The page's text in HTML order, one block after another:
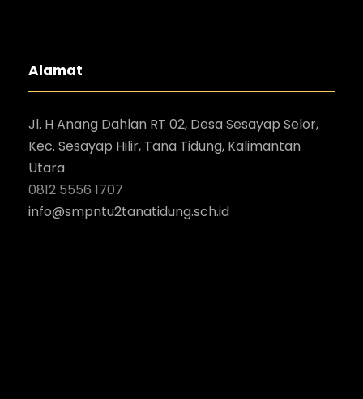
Alamat
Jl. H Anang Dahlan RT 02, Desa Sesayap Selor,
Kec. Sesayap Hilir, Tana Tidung, Kalimantan
Utara
0812 5556 1707
info@smpntu2tanatidung.sch.id